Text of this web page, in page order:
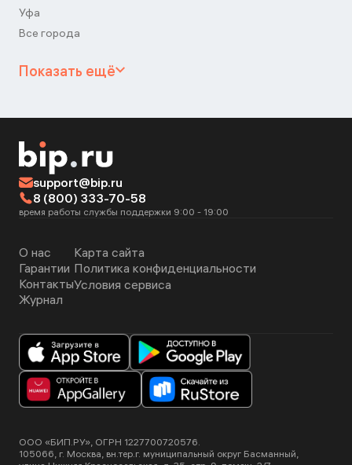
Уфа
Все города
Показать ещё
support@bip.ru
8 (800) 333-70-58
время работы службы поддержки 9:00 - 19:00
О нас
Гарантии
Контакты
Журнал
Карта сайта
Политика конфиденциальности
Условия сервиса
ООО «БИП.РУ», ОГРН 1227700720576.
105066, г. Москва, вн.тер.г. муниципальный округ Басманный,